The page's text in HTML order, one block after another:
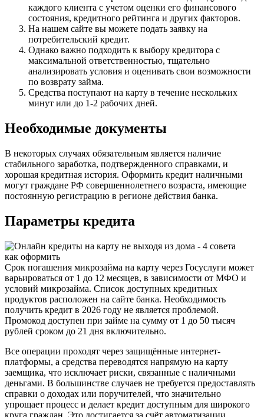
каждого клиента с учетом оценки его финансового
состояния, кредитного рейтинга и других факторов.
На нашем сайте вы можете подать заявку на
потребительский кредит.
Однако важно подходить к выбору кредитора с
максимальной ответственностью, тщательно
анализировать условия и оценивать свои возможности
по возврату займа.
Средства поступают на карту в течение нескольких
минут или до 1-2 рабочих дней.
Необходимые документы
В некоторых случаях обязательным является наличие
стабильного заработка, подтвержденного справками, и
хорошая кредитная история. Оформить кредит наличными
могут граждане РФ совершеннолетнего возраста, имеющие
постоянную регистрацию в регионе действия банка.
Параметры кредита
Срок погашения микрозайма на карту через Госуслуги может
варьироваться от 1 до 12 месяцев, в зависимости от МФО и
условий микрозайма. Список доступных кредитных
продуктов расположен на сайте банка. Необходимость
получить кредит в 2026 году не является проблемой.
Промокод доступен при займе на сумму от 1 до 50 тысяч
рублей сроком до 21 дня включительно.
Все операции проходят через защищённые интернет-
платформы, а средства переводятся напрямую на карту
заемщика, что исключает риски, связанные с наличными
деньгами. В большинстве случаев не требуется предоставлять
справки о доходах или поручителей, что значительно
упрощает процесс и делает кредит доступным для широкого
круга граждан. Это достигается за счёт автоматизации